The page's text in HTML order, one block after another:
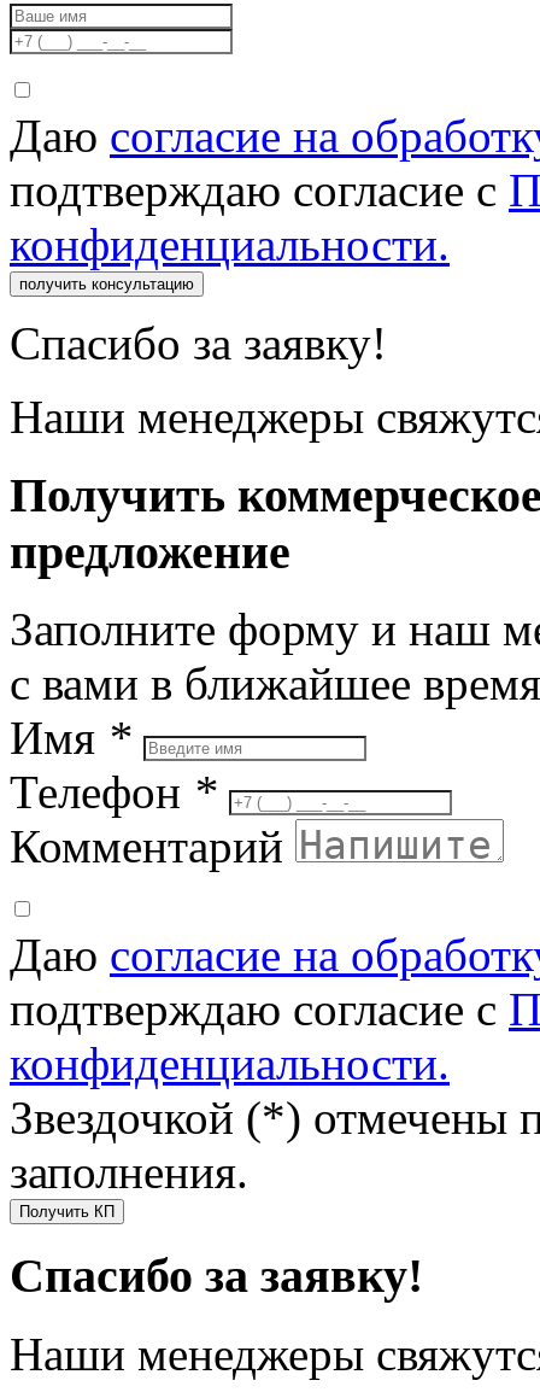
Даю согласие на
подтверждаю согласие с
конфиденциальности.
получить консультацию
Спасибо за заявку!
Наши менеджеры
Получить
предложение
Заполните форму и наш
с вами в ближайшее время
Имя *
Телефон *
Комментарий
Даю согласие на
подтверждаю согласие с
конфиденциальности.
Звездочкой (*) отмечены
заполнения.
Получить КП
Спасибо за заявку!
Наши менеджеры